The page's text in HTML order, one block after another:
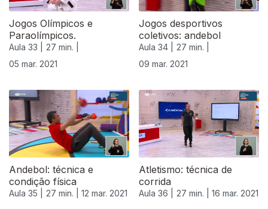
Jogos Olímpicos e
Paraolímpicos.
Aula 33 |
27 min. |
05 mar. 2021
Jogos desportivos
coletivos: andebol
Aula 34 |
27 min. |
09 mar. 2021
Andebol: técnica e
condição física
Aula 35 | 27 min. | 12 mar. 2021
Atletismo: técnica de
corrida
Aula 36 | 27 min. | 16 mar. 2021
530869